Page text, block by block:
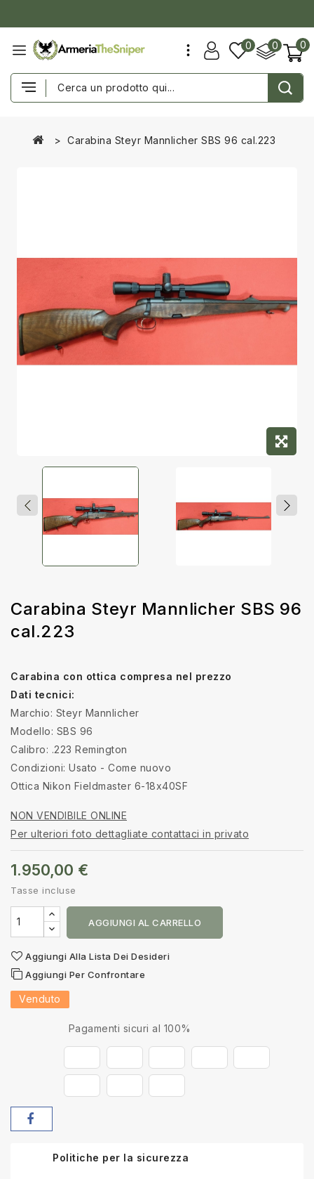
0
0
0
Carabina Steyr Mannlicher SBS 96 cal.223
Carabina Steyr Mannlicher SBS 96
cal.223
Carabina con ottica compresa nel prezzo
Dati tecnici:
Marchio: Steyr Mannlicher
Modello: SBS 96
Calibro: .223 Remington
Condizioni: Usato - Come nuovo
Ottica Nikon Fieldmaster 6-18x40SF
NON VENDIBILE ONLINE
Per ulteriori foto dettagliate contattaci in privato
1.950,00 €
Tasse incluse
AGGIUNGI AL CARRELLO
Aggiungi Alla Lista Dei Desideri
Aggiungi Per Confrontare
Venduto
Pagamenti sicuri al 100%
Politiche per la sicurezza